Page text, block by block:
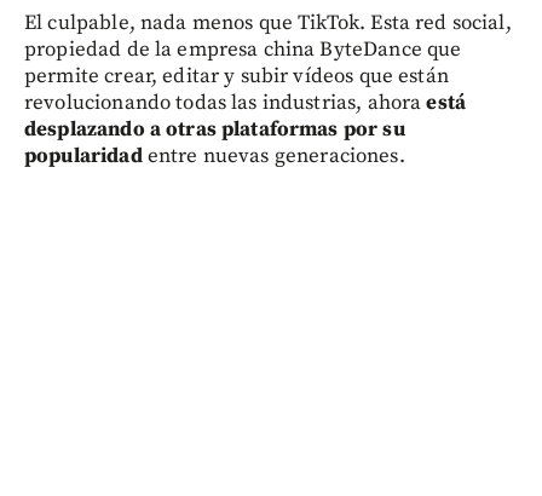
El culpable, nada menos que TikTok. Esta red social,
propiedad de la empresa china ByteDance que
permite crear, editar y subir vídeos que están
revolucionando todas las industrias, ahoraestá
desplazando a otras plataformas por su
popularidadentre nuevas generaciones.